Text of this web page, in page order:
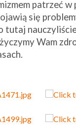
patrzeć w
się
tutaj
Wam